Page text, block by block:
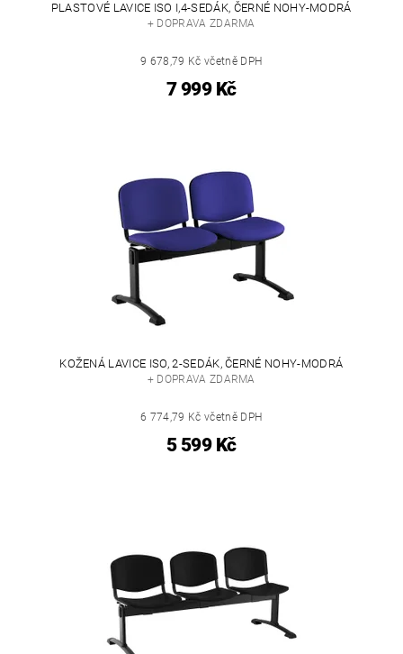
PLASTOVÉ LAVICE ISO I,4-SEDÁK, ČERNÉ NOHY-MODRÁ
+ DOPRAVA ZDARMA
9 678,79 Kč včetně DPH
7 999 Kč
KOŽENÁ LAVICE ISO, 2-SEDÁK, ČERNÉ NOHY-MODRÁ
+ DOPRAVA ZDARMA
6 774,79 Kč včetně DPH
5 599 Kč